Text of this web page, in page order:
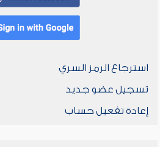
استرجاع الرمز السري
تسجيل عضو جديد
إعادة تفعيل حساب